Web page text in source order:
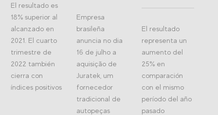
El resultado es
18% superior al
alcanzado en
2021. El cuarto
trimestre de
2022 también
cierra con
índices positivos
Empresa
brasileña
anuncia no dia
16 de julho a
aquisição de
Juratek, um
fornecedor
tradicional de
autopeças
El resultado
representa un
aumento del
25% en
comparación
con el mismo
período del año
pasado